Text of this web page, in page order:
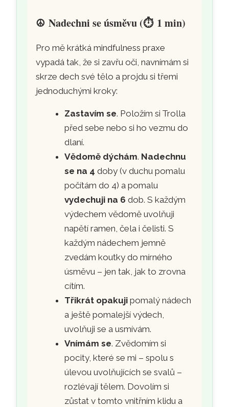
☮️Nadechni se úsměvu (⏱️ 1 min)
Pro mě krátká mindfulness praxe
vypadá tak, že si zavřu oči, navnímám si
skrze dech své tělo a projdu si třemi
jednoduchými kroky:
Zastavím se. Položím si Trolla
před sebe nebo si ho vezmu do
dlaní.
Vědomě dýchám. Nadechnu
se na 4 doby (v duchu pomalu
počítám do 4) a pomalu
vydechuji na 6 dob. S každým
výdechem vědomě uvolňuji
napětí ramen, čela i čelisti. S
každým nádechem jemně
zvedám koutky do mírného
úsměvu – jen tak, jak to zrovna
cítím.
Třikrát opakuji pomalý nádech
a ještě pomalejší výdech,
uvolňuji se a usmívám.
Vnímám se. Zvědomím si
pocity, které se mi – spolu s
úlevou uvolňujících se svalů –
rozlévají tělem. Dovolím si
zůstat v tomto vnitřním klidu a